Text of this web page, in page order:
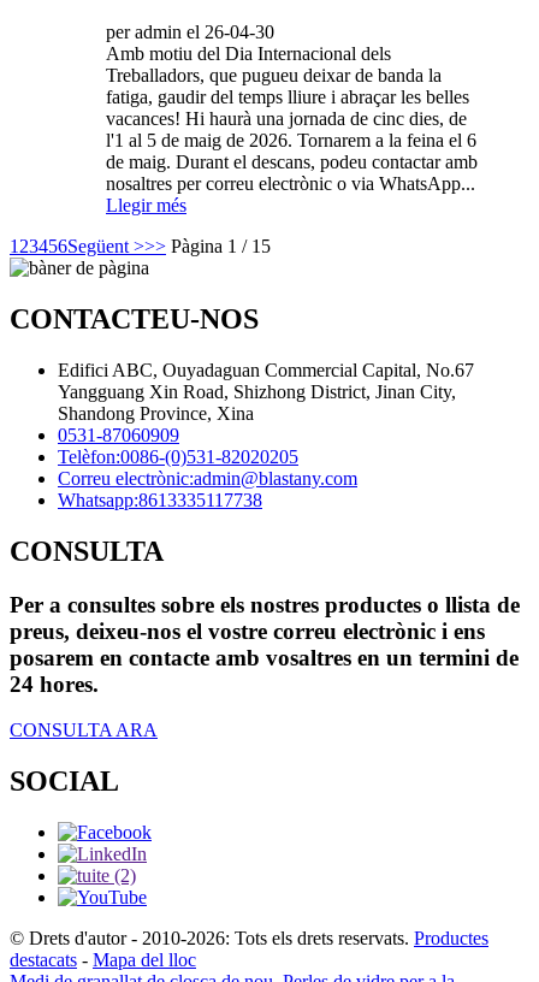
per admin el 26-04-30
Amb motiu del Dia Internacional dels
Treballadors, que pugueu deixar de banda la
fatiga, gaudir del temps lliure i abraçar les belles
vacances! Hi haurà una jornada de cinc dies, de
l'1 al 5 de maig de 2026. Tornarem a la feina el 6
de maig. Durant el descans, podeu contactar amb
nosaltres per correu electrònic o via WhatsApp...
Llegir més
1 23456Següent >>> Pàgina 1 / 15
CONTACTEU-NOS
Edifici ABC, Ouyadaguan Commercial Capital, No.67
Yangguang Xin Road, Shizhong District, Jinan City,
Shandong Province, Xina
0531-87060909
Telèfon:0086-(0)531-82020205
Correu electrònic:admin@blastany.com
Whatsapp:8613335117738
CONSULTA
Per a consultes sobre els nostres productes o llista de
preus, deixeu-nos el vostre correu electrònic i ens
posarem en contacte amb vosaltres en un termini de
24 hores.
CONSULTA ARA
SOCIAL
© Drets d'autor - 2010-2026: Tots els drets reservats. Productes
destacats - Mapa del lloc